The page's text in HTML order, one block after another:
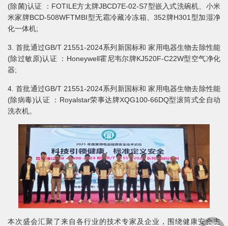
(除菌)认证 ：FOTILE方太牌JBCD7E-02-S7型嵌入式洗碗机、小米
米家牌BCD-508WFTMBI型无霜冷藏冷冻箱、352牌H301型加湿净
化一体机;
3. 首批通过GB/T 21551-2024系列新国标和 家用电器生物去除性能
(除过敏原)认证 ：Honeywell霍尼韦尔牌KJ520F-C22W型空气净化
器;
4. 首批通过GB/T 21551-2024系列新国标和 家用电器生物去除性能
(除病毒)认证 ：Royalstar荣事达牌XQG100-66DQ型滚筒式全自动
洗衣机。
本次盛会汇聚了来自各行业的技术专家及企业，围绕健康安全主